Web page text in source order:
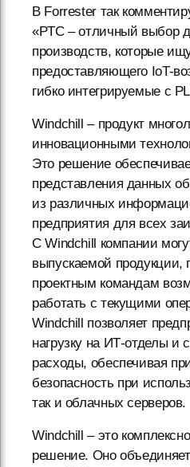
В Forrester так
«PTC – отличный выбор
производств, которые
предоставляющего IoT-
гибко интегрируемые с
Windchill – продукт
инновационными
Это решение
представления данных
из различных
предприятия для всех
С Windchill компании
выпускаемой продукции,
проектным командам
работать с текущими
Windchill позволяет
нагрузку на ИТ-отделы и
расходы, обеспечивая
безопасность при
так и облачных серверов.
Windchill – это
решение. Оно